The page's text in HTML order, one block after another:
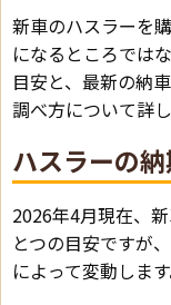
新車のハスラーを
になるところでは
目安と、最新の納
調べ方について詳
ハスラーの
2026年4月現在、
とつの目安ですが
によって変動します